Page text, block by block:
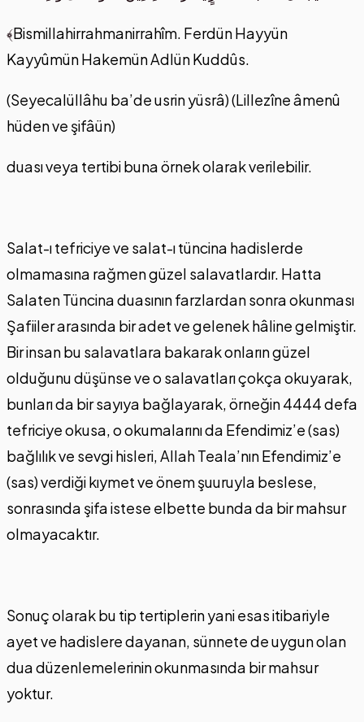
﴾Bismillahirrahmanirrahîm. Ferdün Hayyün
Kayyûmün Hakemün Adlün Kuddûs.
(Seyecalüllâhu ba’de usrin yüsrâ) (Lillezîne âmenû
hüden ve şifâün)
duası veya tertibi buna örnek olarak verilebilir.
Salat-ı tefriciye ve salat-ı tüncina hadislerde
olmamasına rağmen güzel salavatlardır. Hatta
Salaten Tüncina duasının farzlardan sonra okunması
Şafiiler arasında bir adet ve gelenek hâline gelmiştir.
Bir insan bu salavatlara bakarak onların güzel
olduğunu düşünse ve o salavatları çokça okuyarak,
bunları da bir sayıya bağlayarak, örneğin 4444 defa
tefriciye okusa, o okumalarını da Efendimiz’e (sas)
bağlılık ve sevgi hisleri, Allah Teala’nın Efendimiz’e
(sas) verdiği kıymet ve önem şuuruyla beslese,
sonrasında şifa istese elbette bunda da bir mahsur
olmayacaktır.
Sonuç olarak bu tip tertiplerin yani esas itibariyle
ayet ve hadislere dayanan, sünnete de uygun olan
dua düzenlemelerinin okunmasında bir mahsur
yoktur.